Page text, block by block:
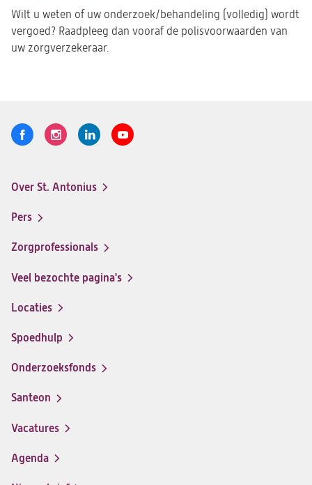
Wilt u weten of uw onderzoek/behandeling (volledig) wordt
vergoed? Raadpleeg dan vooraf de polisvoorwaarden van
uw zorgverzekeraar.
Volg
Logo
een
ziekenhuis
op
Logo
een
op
Logo
een
op
Logo
menu
Over St. Antonius
Pers
Zorgprofessionals
Veel bezochte pagina's
Locaties
Spoedhulp
Onderzoeksfonds
Santeon
(opent
in
nieuwe
Vacatures
(opent
in
Agenda